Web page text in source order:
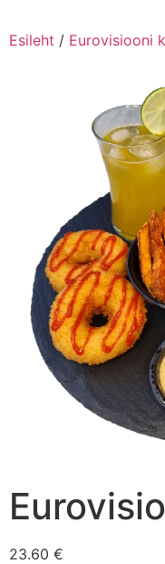
Esileht / Eurovisiooni
23.60 €